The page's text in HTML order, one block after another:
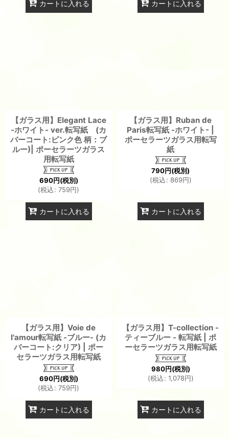
カートに入れる カートに入れる
【ガラス用】Elegant Lace
-ホワイト- ver.転写紙 (カ
バーコート:ピンク色 柄：ブ
ルー)| ポーセラーツガラス
用転写紙
690円(税別)
(税込: 759円)
カートに入れる
【ガラス用】Ruban de
Paris転写紙 -ホワイト- |
ポーセラーツガラス用転写
紙
790円(税別)
(税込: 869円)
カートに入れる
【ガラス用】Voie de
l'amour転写紙 -ブルー- (カ
バーコート:クリア) | ポー
セラーツガラス用転写紙
690円(税別)
(税込: 759円)
カートに入れる
【ガラス用】T-collection -
ティーブルー - 転写紙 | ポ
ーセラーツガラス用転写紙
980円(税別)
(税込: 1,078円)
カートに入れる